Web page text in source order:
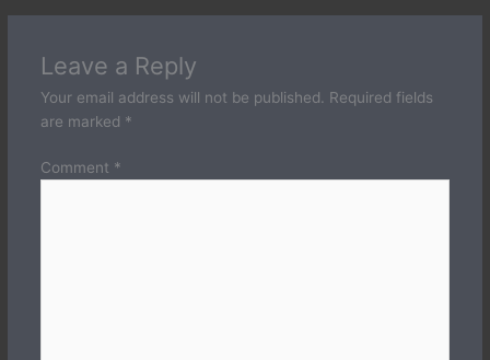
Leave a Reply
Your email address will not be published.
Required fields
are marked *
Comment *